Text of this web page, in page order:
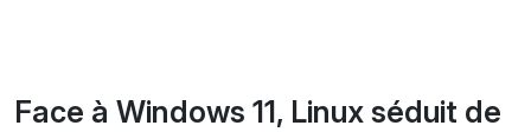
Face à Windows 11, Linux séduit de